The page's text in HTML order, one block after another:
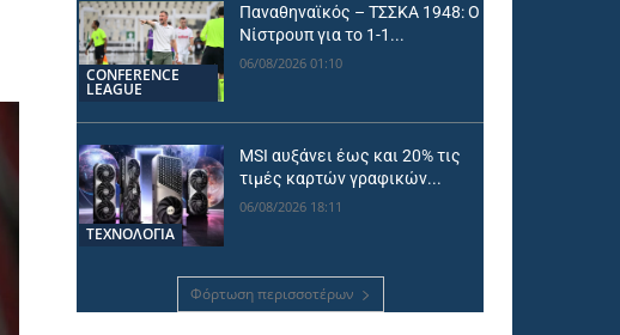
CONFERENCE
LEAGUE
Παναθηναϊκός – ΤΣΣΚΑ 1948: Ο
Νίστρουπ για το 1-1...
06/08/2026 01:10
ΤΕΧΝΟΛΟΓΙΑ
MSI αυξάνει έως και 20% τις
τιμές καρτών γραφικών...
06/08/2026 18:11
Φόρτωση περισσοτέρων